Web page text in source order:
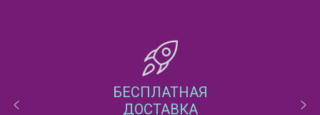
БЕСПЛАТНАЯ
ДОСТАВКА